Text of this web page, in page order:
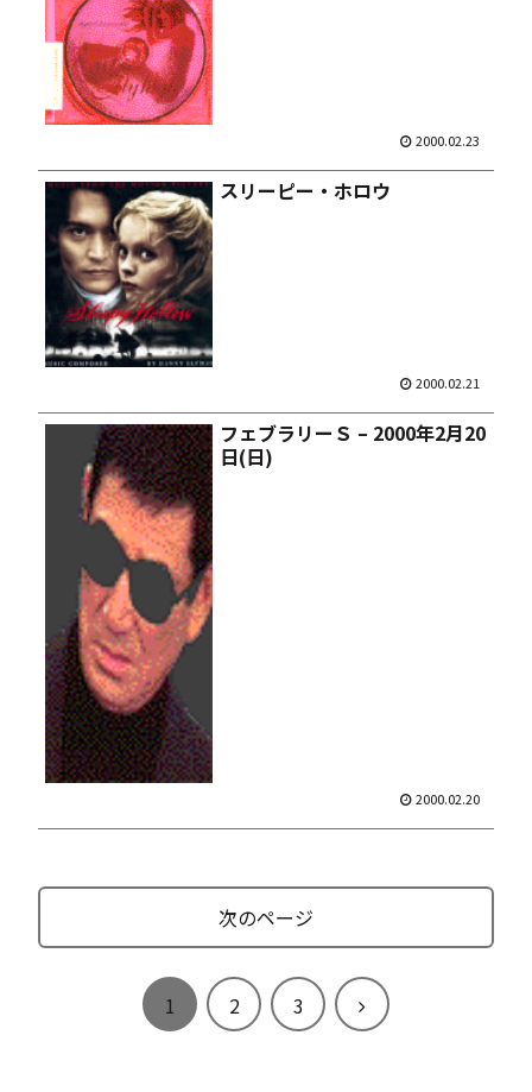
2000.02.23
スリーピー・ホロウ
2000.02.21
フェブラリーＳ – 2000年2月20
日(日)
2000.02.20
次のページ
1 2 3
次